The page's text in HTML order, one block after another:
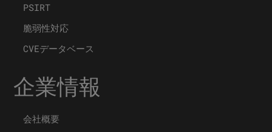
PSIRT
脆弱性対応
CVEデータベース
企業情報
会社概要